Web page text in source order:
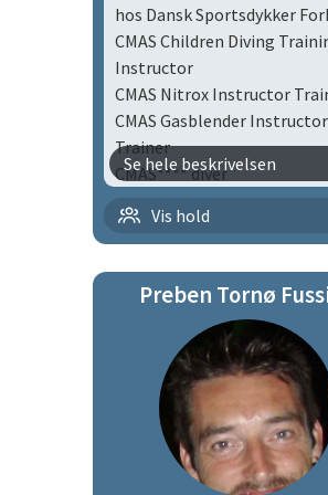
2010 CMAS** Snorkel Diver
2010 CMAS* Snorkel Diver
hos Dansk Sportsdykker
CMAS Children Diving
Instructor
CMAS Nitrox Instructor
CMAS Gasblender Instructor
Trainer
CMAS**** diver
Se hele beskrivelsen
Vis hold
Flaskedykning med børn |
flbø
Tirsdagsholdet
Preben Tornø